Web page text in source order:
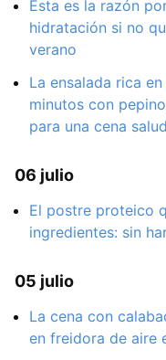
Esta es la razón
hidratación si no
verano
La ensalada rica
minutos con
para una cena
06 julio
El postre proteico
ingredientes: sin
05 julio
La cena con
en freidora de aire